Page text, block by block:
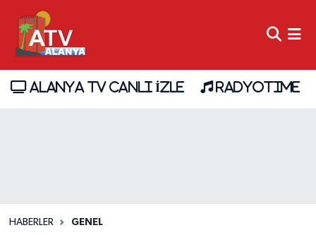
ALANYA TV CANLI İZLE RADYOTIME
HABERLER GENEL